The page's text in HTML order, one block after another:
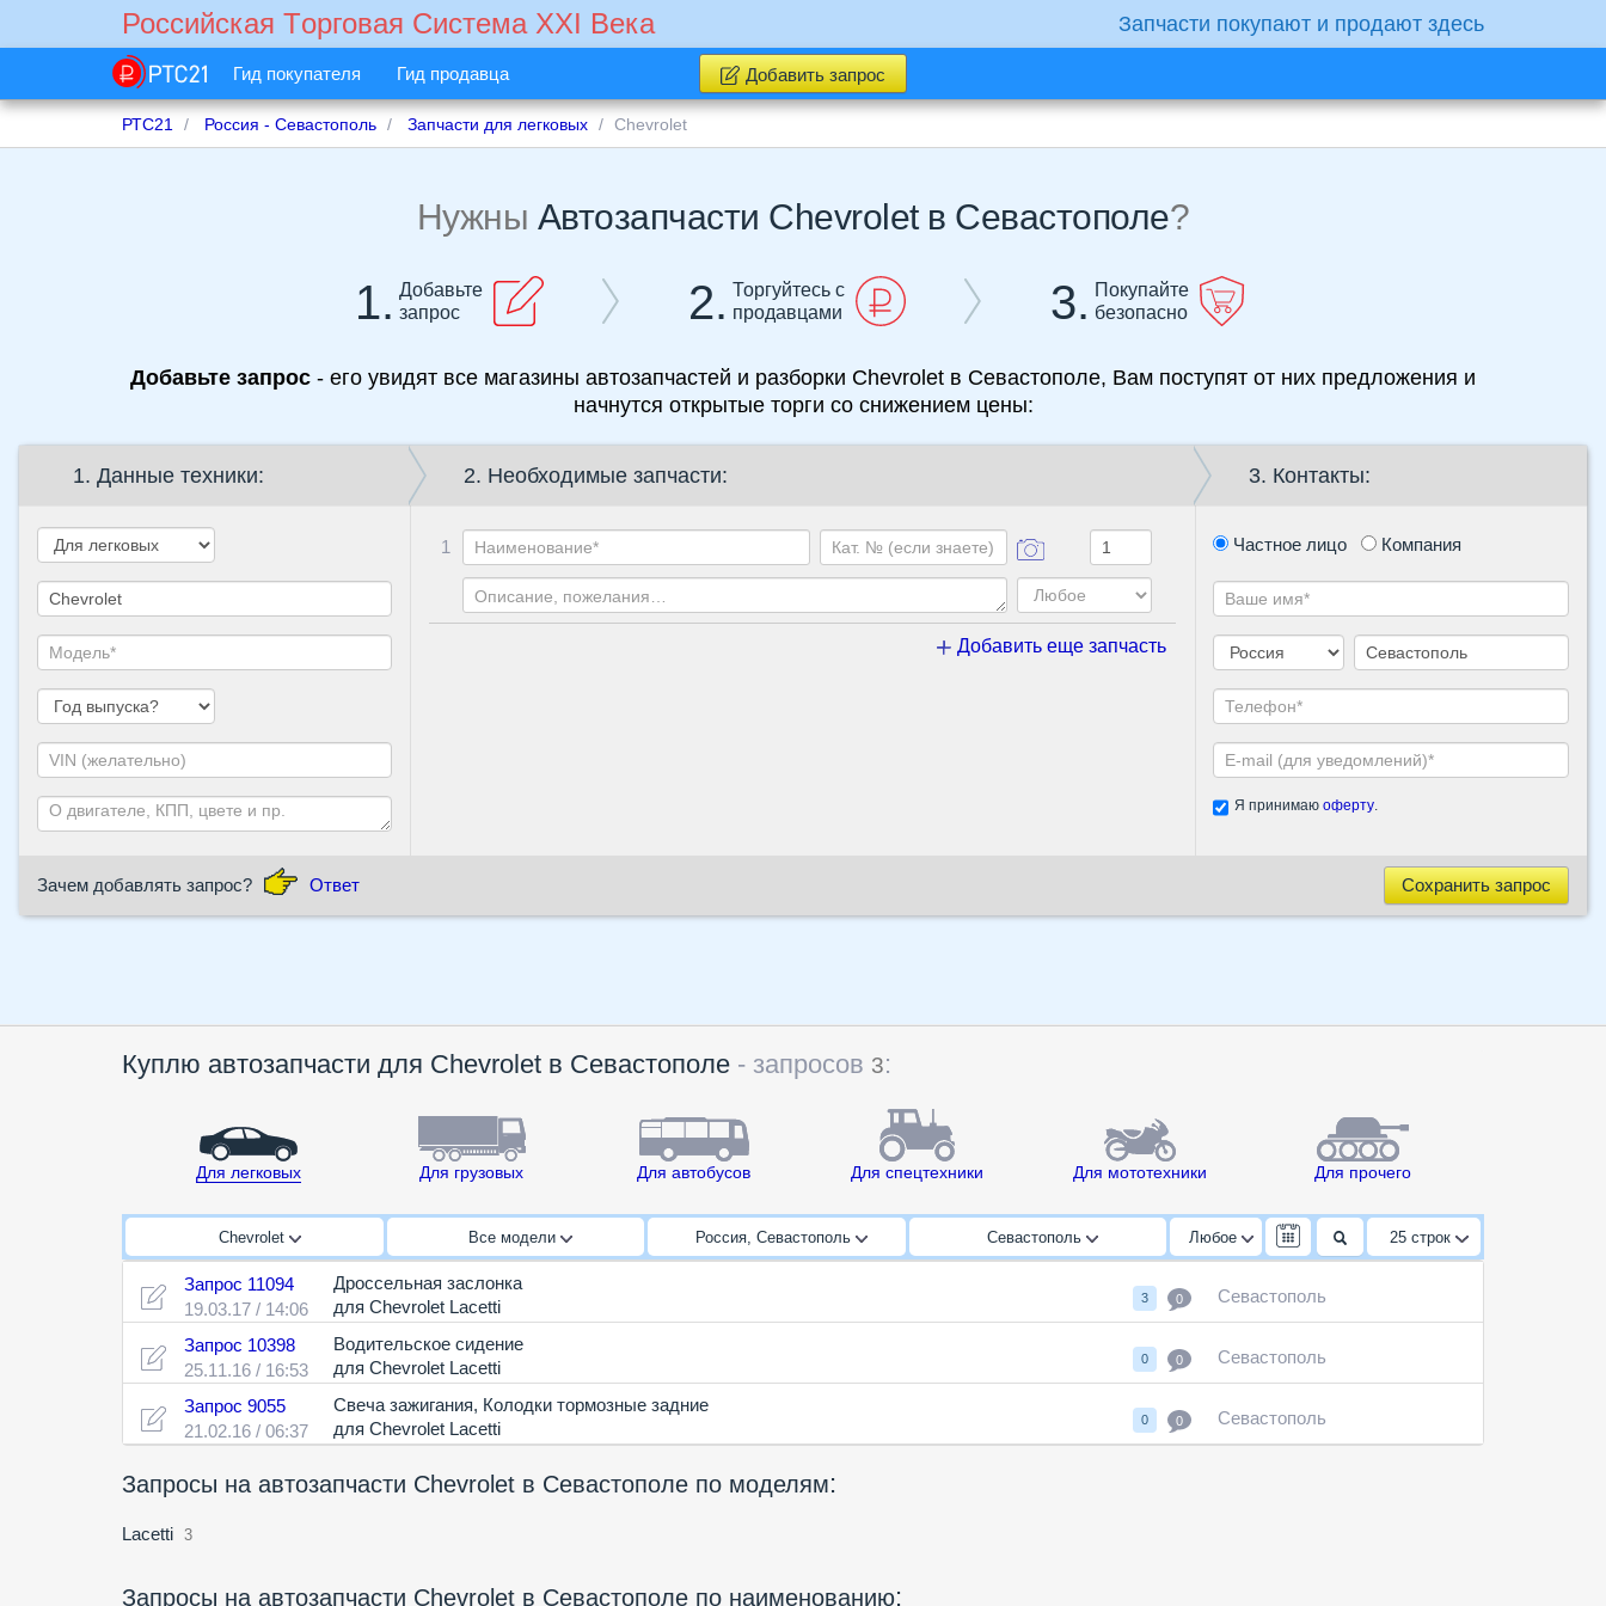
Российская Tорговая Cистема XXI Века Запчасти покупают и продают здесь
Гид покупателя Гид продавца Добавить запрос
РТС21 Россия - Севастополь Запчасти для легковых Chevrolet
Нужны Автозапчасти Chevrolet в Севастополе?
1. Добавьте
запрос
2. Торгуйтесь с
продавцами
3. Покупайте
безопасно
Добавьте запрос - его увидят все магазины автозапчастей и разборки Chevrolet в Севастополе, Вам поступят от них предложения и
начнутся открытые торги со снижением цены:
1. Данные техники: 2. Необходимые запчасти:
1
Добавить еще запчасть
3. Контакты:
Частное лицо Компания
Я принимаю оферту.
Зачем добавлять запрос? Ответ Сохранить запрос
Куплю автозапчасти для Chevrolet в Севастополе - запросов 3:
Для легковых Для грузовых Для автобусов Для спецтехники Для мототехники Для прочего
Chevrolet Все модели Россия, Севастополь Севастополь Любое 25строк
Запрос 11094
19.03.17 / 14:06
Дроссельная заслонка
для Chevrolet Lacetti
3 0 Севастополь
Запрос 10398
25.11.16 / 16:53
Водительское сидение
для Chevrolet Lacetti
0 0 Севастополь
Запрос 9055
21.02.16 / 06:37
Свеча зажигания, Колодки тормозные задние
для Chevrolet Lacetti
0 0 Севастополь
Запросы на автозапчасти Chevrolet в Севастополе по моделям:
Lacetti 3
Запросы на автозапчасти Chevrolet в Севастополе по наименованию: